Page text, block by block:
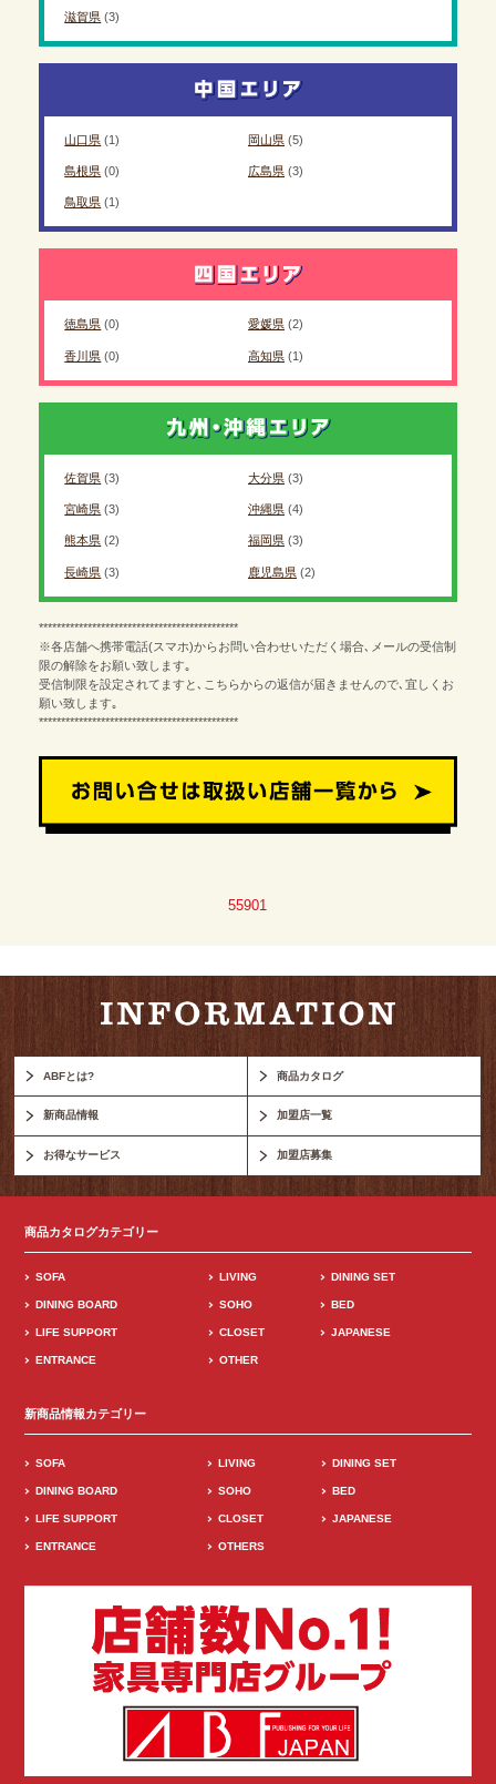
滋賀県 (3)
山口県 (1) 岡山県(5)
島根県 (0) 広島県(3)
鳥取県 (1)
徳島県 (0) 愛媛県(2)
香川県 (0) 高知県(1)
佐賀県 (3) 大分県(3)
宮崎県 (3) 沖縄県(4)
熊本県 (2) 福岡県(3)
長崎県 (3) 鹿児島県(2)
*********************************************
※各店舗へ携帯電話(スマホ)からお問い合わせいただく場合､メールの受信制
限の解除をお願い致します｡
受信制限を設定されてますと､こちらからの返信が届きませんので､宜しくお
願い致します｡
*********************************************
55901
ABFとは? 商品カタログ
新商品情報 加盟店一覧
お得なサービス 加盟店募集
商品カタログカテゴリー
SOFA LIVING DINING SET
DINING BOARD SOHO BED
LIFE SUPPORT CLOSET JAPANESE
ENTRANCE OTHER
新商品情報カテゴリー
SOFA LIVING DINING SET
DINING BOARD SOHO BED
LIFE SUPPORT CLOSET JAPANESE
ENTRANCE OTHERS